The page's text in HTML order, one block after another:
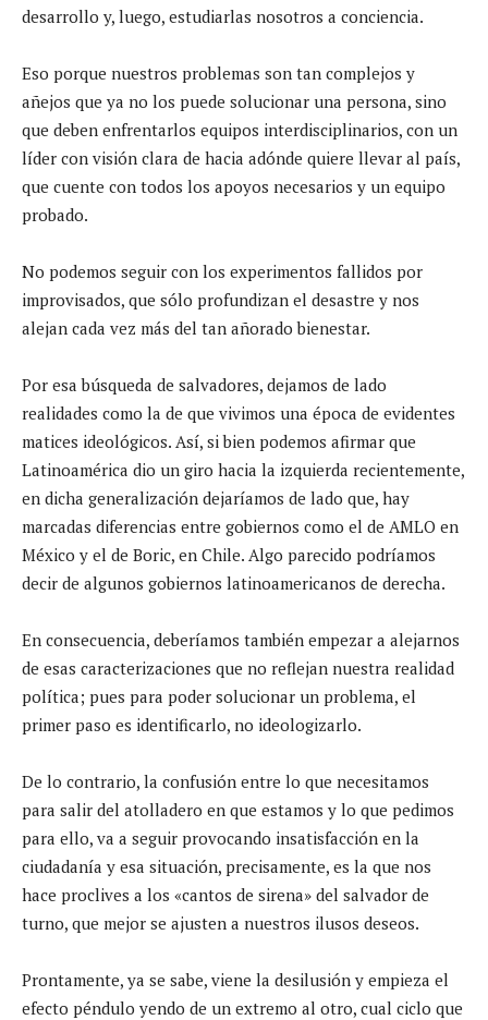
desarrollo y, luego, estudiarlas nosotros a conciencia.
Eso porque nuestros problemas son tan complejos y
añejos que ya no los puede solucionar una persona, sino
que deben enfrentarlos equipos interdisciplinarios, con un
líder con visión clara de hacia adónde quiere llevar al país,
que cuente con todos los apoyos necesarios y un equipo
probado.
No podemos seguir con los experimentos fallidos por
improvisados, que sólo profundizan el desastre y nos
alejan cada vez más del tan añorado bienestar.
Por esa búsqueda de salvadores, dejamos de lado
realidades como la de que vivimos una época de evidentes
matices ideológicos. Así, si bien podemos afirmar que
Latinoamérica dio un giro hacia la izquierda recientemente,
en dicha generalización dejaríamos de lado que, hay
marcadas diferencias entre gobiernos como el de AMLO en
México y el de Boric, en Chile. Algo parecido podríamos
decir de algunos gobiernos latinoamericanos de derecha.
En consecuencia, deberíamos también empezar a alejarnos
de esas caracterizaciones que no reflejan nuestra realidad
política; pues para poder solucionar un problema, el
primer paso es identificarlo, no ideologizarlo.
De lo contrario, la confusión entre lo que necesitamos
para salir del atolladero en que estamos y lo que pedimos
para ello, va a seguir provocando insatisfacción en la
ciudadanía y esa situación, precisamente, es la que nos
hace proclives a los «cantos de sirena» del salvador de
turno, que mejor se ajusten a nuestros ilusos deseos.
Prontamente, ya se sabe, viene la desilusión y empieza el
efecto péndulo yendo de un extremo al otro, cual ciclo que